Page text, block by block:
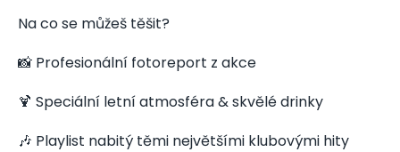
Na co se můžeš těšit?
📸 Profesionální fotoreport z akce
🍹 Speciální letní atmosféra & skvělé drinky
🎶 Playlist nabitý těmi největšími klubovými hity